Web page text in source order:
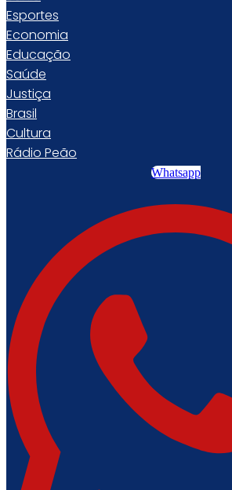
Esportes
Economia
Educação
Saúde
Justiça
Brasil
Cultura
Rádio Peão
Whatsapp